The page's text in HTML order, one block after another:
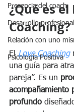
Presencia del coach
Desarrollo
Relación con uno
Psicología Positiva
¿Qué es el
Coaching?
El Love Coaching
una guía para
pareja”. Es un
acompañamiento
profundo